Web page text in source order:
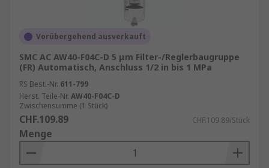
Vorübergehend ausverkauft
SMC AC AW40-F04C-D 5 μm Filter-/Reglerbaugruppe
(FR) Automatisch, Anschluss 1/2 in bis 1 MPa
RS Best.-Nr. 611-799
Herst. Teile-Nr. AW40-F04C-D
Zwischensumme (1 Stück)
CHF.109.89 CHF.109.89/Stück
Menge